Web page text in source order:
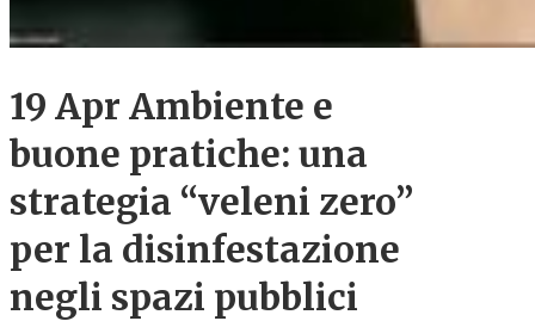
19 Apr Ambiente e
buone pratiche: una
strategia “veleni zero”
per la disinfestazione
negli spazi pubblici